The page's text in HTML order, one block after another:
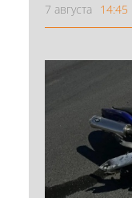
7 августа 14:45